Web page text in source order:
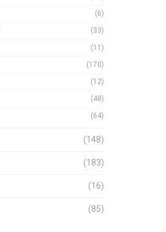
(6)
(33)
(11)
(170)
(12)
(48)
(64)
(148)
(183)
(16)
(85)